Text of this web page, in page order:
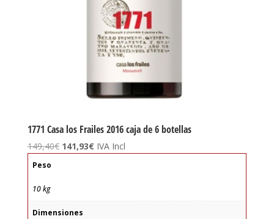
1771 Casa los Frailes 2016 caja de 6 botellas
149,40€ El
149,40€.
141,93€El
141,93€.
IVA Incl
Peso
10 kg
Dimensiones